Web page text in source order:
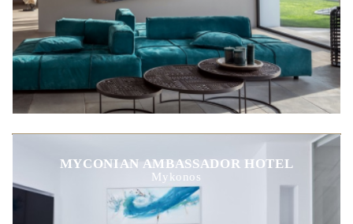
MYCONIAN AMBASSADOR HOTEL
Mykonos